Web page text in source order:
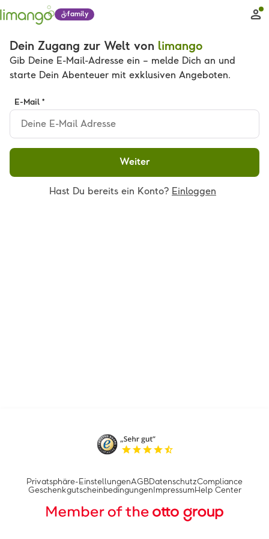
family
Dein Zugang zur Welt von limango
Gib Deine E-Mail-Adresse ein – melde Dich an und
starte Dein Abenteuer mit exklusiven Angeboten.
E-Mail *
Weiter
Hast Du bereits ein Konto? Einloggen
Privatsphäre-EinstellungenAGBDatenschutzCompliance
Geschenkgutscheinbedingungen Impressum Help Center